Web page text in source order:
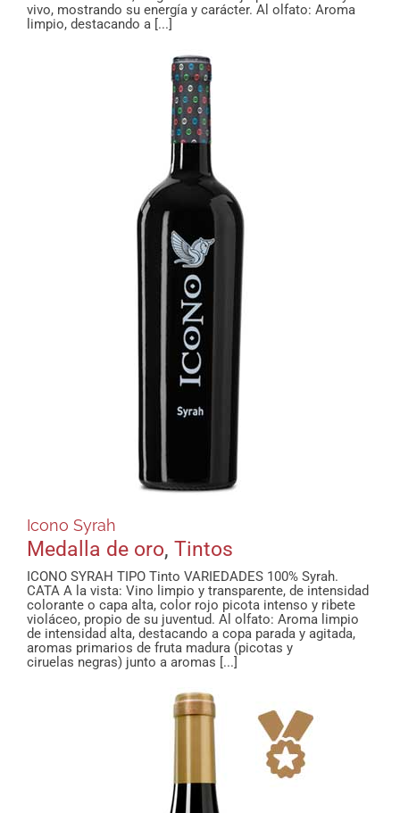
vivo, mostrando su energía y carácter. Al olfato: Aroma
limpio, destacando a [...]
Icono Syrah
Medalla de oro, Tintos
ICONO SYRAH TIPO Tinto VARIEDADES 100% Syrah.
CATA A la vista: Vino limpio y transparente, de intensidad
colorante o capa alta, color rojo picota intenso y ribete
violáceo, propio de su juventud. Al olfato: Aroma limpio
de intensidad alta, destacando a copa parada y agitada,
aromas primarios de fruta madura (picotas y
ciruelas negras) junto a aromas [...]